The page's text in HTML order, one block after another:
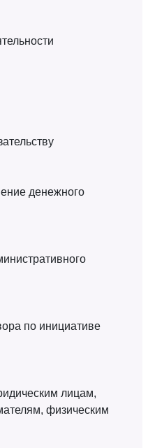
денежного
по инициативе
лицам,
физическим